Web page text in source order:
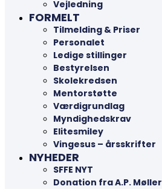
Vejledning
FORMELT
Tilmelding & Priser
Personalet
Ledige stillinger
Bestyrelsen
Skolekredsen
Mentorstøtte
Værdigrundlag
Myndighedskrav
Elitesmiley
Vingesus – årsskrifter
NYHEDER
SFFE NYT
Donation fra A.P. Møller